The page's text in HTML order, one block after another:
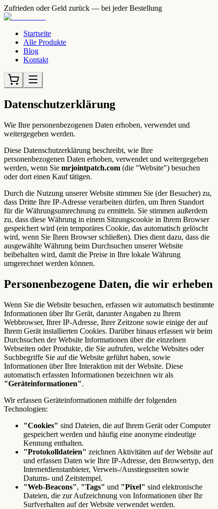
Zufrieden oder Geld zurück — bei jeder Bestellung
Startseite
Alle Produkte
Blog
Kontakt
Datenschutzerklärung
Wie Ihre personenbezogenen Daten erhoben, verwendet und
weitergegeben werden.
Diese Datenschutzerklärung beschreibt, wie Ihre
personenbezogenen Daten erhoben, verwendet und weitergegeben
werden, wenn Sie mrjointpatch.com (die "Website") besuchen
oder dort einen Kauf tätigen.
Durch die Nutzung unserer Website stimmen Sie (der Besucher) zu,
dass Dritte Ihre IP-Adresse verarbeiten dürfen, um Ihren Standort
für die Währungsumrechnung zu ermitteln. Sie stimmen außerdem
zu, dass diese Währung in einem Sitzungscookie in Ihrem Browser
gespeichert wird (ein temporäres Cookie, das automatisch gelöscht
wird, wenn Sie Ihren Browser schließen). Dies dient dazu, dass die
ausgewählte Währung beim Durchsuchen unserer Website
beibehalten wird, damit die Preise in Ihre lokale Währung
umgerechnet werden können.
Personenbezogene Daten, die wir erheben
Wenn Sie die Website besuchen, erfassen wir automatisch bestimmte
Informationen über Ihr Gerät, darunter Angaben zu Ihrem
Webbrowser, Ihrer IP-Adresse, Ihrer Zeitzone sowie einige der auf
Ihrem Gerät installierten Cookies. Darüber hinaus erfassen wir beim
Durchsuchen der Website Informationen über die einzelnen
Webseiten oder Produkte, die Sie aufrufen, welche Websites oder
Suchbegriffe Sie auf die Website geführt haben, sowie
Informationen über Ihre Interaktion mit der Website. Diese
automatisch erfassten Informationen bezeichnen wir als
"Geräteinformationen".
Wir erfassen Geräteinformationen mithilfe der folgenden
Technologien:
"Cookies" sind Dateien, die auf Ihrem Gerät oder Computer
gespeichert werden und häufig eine anonyme eindeutige
Kennung enthalten.
"Protokolldateien" zeichnen Aktivitäten auf der Website auf
und erfassen Daten wie Ihre IP-Adresse, den Browsertyp, den
Internetdienstanbieter, Verweis-/Ausstiegsseiten sowie
Datums- und Zeitstempel.
"Web-Beacons", "Tags" und "Pixel" sind elektronische
Dateien, die zur Aufzeichnung von Informationen über Ihr
Surfverhalten auf der Website verwendet werden.